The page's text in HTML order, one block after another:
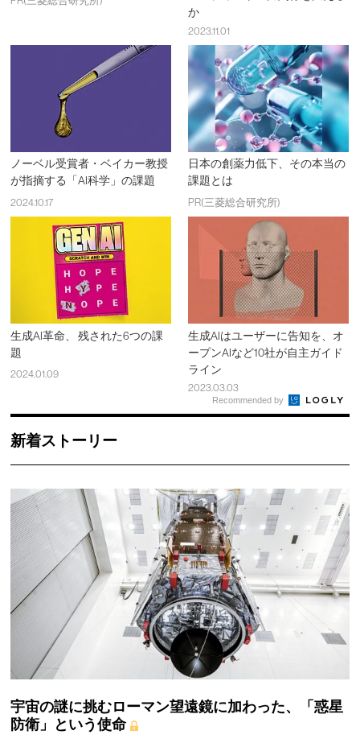
か
2023.11.01
ノーベル受賞者・ベイカー教授
が指摘する「AI科学」の課題
2024.10.17
日本の創薬力低下、その本当の
課題とは
PR(三菱総合研究所)
生成AI革命、 残された6つの課
題
2024.01.09
生成AIはユーザーに告知を、オ
ープンAIなど10社が自主ガイド
ライン
2023.03.03
Recommended by
新着ストーリー
宇宙の謎に挑むローマン望遠鏡に加わった、「惑星
防衛」という使命